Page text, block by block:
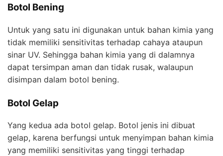
Botol Bening
Untuk yang satu ini digunakan untuk bahan kimia yang
tidak memiliki sensitivitas terhadap cahaya ataupun
sinar UV. Sehingga bahan kimia yang di dalamnya
dapat tersimpan aman dan tidak rusak, walaupun
disimpan dalam botol bening.
Botol Gelap
Yang kedua ada botol gelap. Botol jenis ini dibuat
gelap, karena berfungsi untuk menyimpan bahan kimia
yang memiliki sensitivitas yang tinggi terhadap